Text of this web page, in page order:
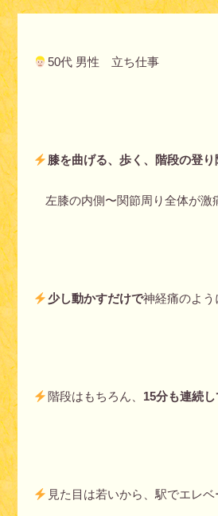
50代 男性 立ち仕事
膝を曲げる、歩く、階段の登り
左膝の内側〜関節周り全体が激
少し動かすだけで神経痛のよう
階段はもちろん、 15分も連続
見た目は若いから、駅でエレベ